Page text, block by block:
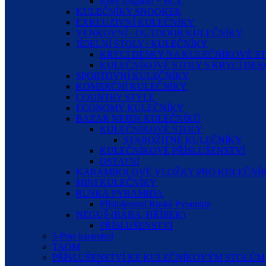
KULEČNÍKY SNOOKER
EXKLUZIVNÍ KULEČNÍKY
VENKOVNÍ - OUTDOOR KULEČNÍKY
JÍDELNÍ STOLY / KULEČNÍKY
KRYCÍ DESKY NA KULEČNÍKOVÉ
KULEČNÍKOVÉ STOLY S KRYCÍ
SPORTOVNÍ KULEČNÍKY
KOMERČNÍ KULEČNÍKY
COUNTRY STYLE
ECONOMY KULEČNÍKY
BAZAR NEJEN KULEČNÍKŮ
KULEČNÍKOVÉ STOLY
STAROŽITNÉ KULEČNÍKY
KULEČNÍKOVÉ PŘÍSLUŠENSTVÍ
OSTATNÍ
KARAMBOLOVÉ VLOŽKY PRO
MINI KULEČNÍKY
RUSKÁ PYRAMIDA
Příslušenství Ruská Pyramida
NEGUŠ (BÁBA, HŘÍBEK)
PŘÍSLUŠENSTVÍ
5-Pins karambol
TAOM
PŘÍSLUŠENSTVÍ KE KULEČNÍKOVÝM STOLŮM